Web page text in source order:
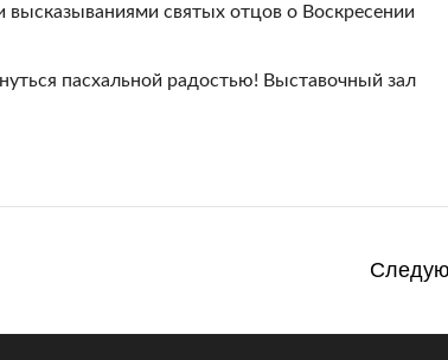
святых отцов о Воскресении
пасхальной радостью! Выставочный зал